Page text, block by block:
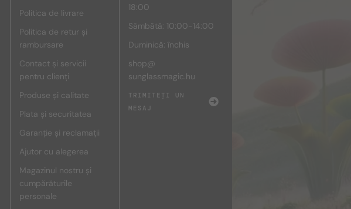
Politica de livrare
Politica de retur și
rambursare
Contact și servicii
pentru clienți
Produse și calitate
Plata și securitatea
Garanție și reclamații
Ajutor cu alegerea
Magazinul nostru și
cumpărăturile
personale
18:00
Sâmbătă: 10:00-14:00
Duminică: închis
shop@
sunglassmagic.hu
TRIMITEȚI UN
MESAJ